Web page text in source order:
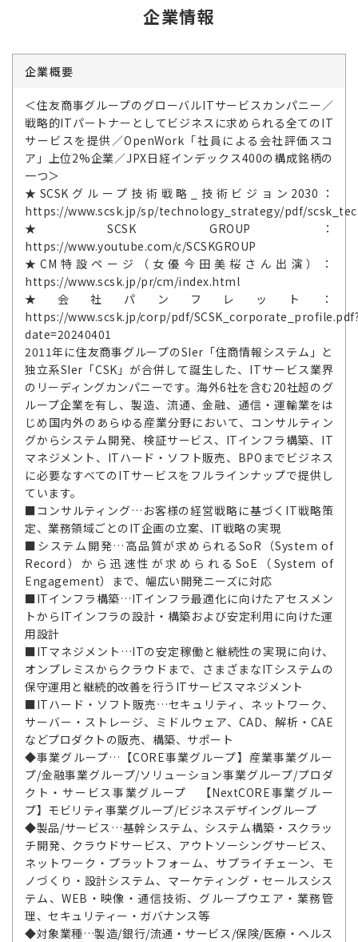
企業情報
企業概要
＜住友商事グループのグローバルITサービスカンパニー／
戦略的ITパートナーとしてビジネスに求められる全てのIT
サービスを提供／OpenWork「社員による会社評価スコ
ア」上位2%企業／JPX日経インデックス400の構成銘柄の
一つ＞
★SCSKグループ技術戦略_技術ビジョン2030：
https://www.scsk.jp/sp/technology_strategy/pdf/
★SCSK GROUP：
https://www.youtube.com/c/SCSKGROUP
★CM特設ページ（女優今田美桜さん出演）：
https://www.scsk.jp/pr/cm/index.html
★会社パンフレット：
https://www.scsk.jp/corp/pdf/
date=20240401
2011年に住友商事グループのSIer「住商情報システム」と
独立系SIer「CSK」が合併して誕生した、ITサービス業界
のリーディングカンパニーです。海外6社を含む20社超のグ
ループ企業を有し、製造、流通、金融、通信・運輸業をは
じめ国内外のあらゆる産業分野において、コンサルティン
グからシステム開発、検証サービス、ITインフラ構築、IT
マネジメント、ITハード・ソフト販売、BPOまでビジネス
に必要なすべてのITサービスをフルラインナップで提供し
ています。
■コンサルティング…お客様の経営戦略に基づくIT戦略策
定、業務領域ごとのIT企画の立案、IT戦略の実現
■システム開発…高品質が求められるSoR（System of
Record）から迅速性が求められるSoE（System of
Engagement）まで、幅広い開発ニーズに対応
■ITインフラ構築…ITインフラ最適化に向けたアセスメン
トからITインフラの設計・構築および安定利用に向けた運
用設計
■ITマネジメント…ITの安定稼働と継続性の実現に向け、
オンプレミスからクラウドまで、さまざまなITシステムの
保守運用と継続的改善を行うITサービスマネジメント
■ITハード・ソフト販売…セキュリティ、ネットワーク、
サーバー・ストレージ、ミドルウェア、CAD、解析・CAE
などプロダクトの販売、構築、サポート
◆事業グループ…【CORE事業グループ】産業事業グルー
プ/金融事業グループ/ソリューション事業グループ/プロダ
クト・サービス事業グループ 【NextCORE事業グルー
プ】モビリティ事業グループ/ビジネスデザイングループ
◆製品/サービス…基幹システム、システム構築・スクラッ
チ開発、クラウドサービス、アウトソーシングサービス、
ネットワーク・プラットフォーム、サプライチェーン、モ
ノづくり・設計システム、マーケティング・セールスシス
テム、WEB・映像・通信技術、グループウエア・業務管
理、セキュリティー・ガバナンス等
◆対象業種…製造/銀行/流通・サービス/保険/医療・ヘルス